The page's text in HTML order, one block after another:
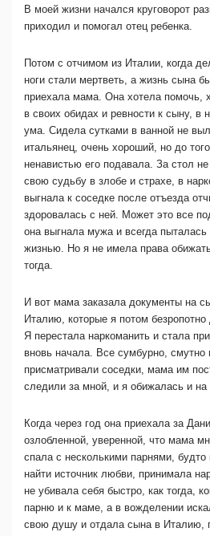
В моей жизни начался круговорот
приходил и помогал отец ребенка.
Потом с отчимом из Италии, когда
ноги стали мертветь, а жизнь сына
приехала мама. Она хотела помочь,
в своих обидах и ревности к сыну, в
ума. Сидела сутками в ванной не
итальянец, очень хороший, но до
ненавистью его подавала. За стол
свою судьбу в злобе и страхе, в
выгнала к соседке после отъезда
здоровалась с ней. Может это все
она выгнала мужа и всегда
жизнью. Но я не имела права
тогда.
И вот мама заказала документы на
Италию, которые я потом
Я перестала наркоманить и стала
вновь начала. Все сумбурно,
присматривали соседки, мама им
следили за мной, и я обижалась и
Когда через год она приехала за
озлобленной, уверенной, что мама
спала с несколькими парнями, будто
найти источник любви, принимала
не убивала себя быстро, как тогда,
парню и к маме, а в вожделении
свою душу и отдала сына в Италию,